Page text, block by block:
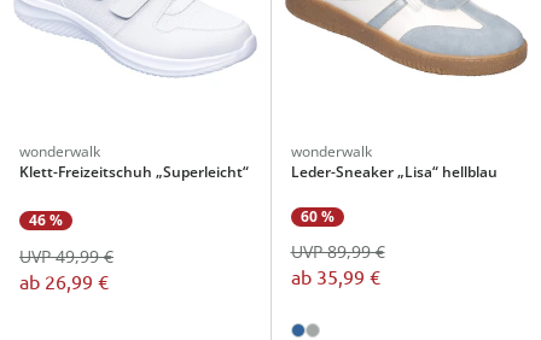
wonderwalk
Klett-Freizeitschuh „Superleicht“
46 %
ab 26,99 €
UVP 49,99 €
wonderwalk
Leder-Sneaker „Lisa“ hellblau
60 %
ab 35,99 €
UVP 89,99 €